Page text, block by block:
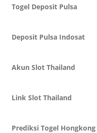
Togel Deposit Pulsa
Deposit Pulsa Indosat
Akun Slot Thailand
Link Slot Thailand
Prediksi Togel Hongkong